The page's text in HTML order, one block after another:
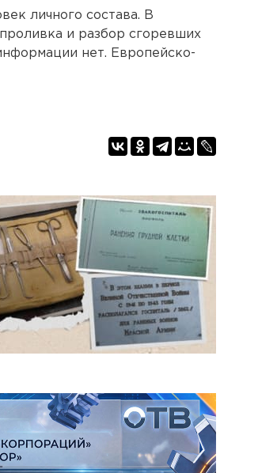
личного состава. В
и разбор сгоревших
нет. Европейско-